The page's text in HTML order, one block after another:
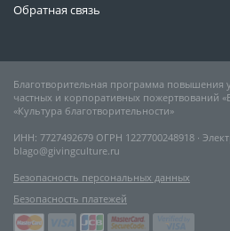
Обратная связь
Благотворительная программа повышения
частных и корпоративных пожертвований
«Культура благотворительности»
ИНН: 7727492679 ОГРН 1227700248918 ∙
blago@givingculture.ru
Безопасность персональных данных
Безопасность платежей